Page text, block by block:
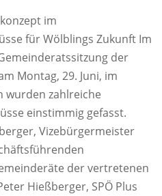
im
für Wölblings Zukunft Im
der
Montag, 29. Juni, im
wurden zahlreiche
einstimmig gefasst.
Vizebürgermeister
der vertretenen
Hießberger, SPÖ Plus